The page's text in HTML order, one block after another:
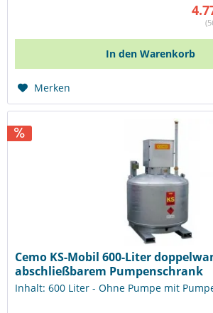
In den Warenkorb
Merken
Cemo KS-Mobil 600-Liter
abschließbarem Pumpenschrank
Inhalt: 600 Liter - Ohne Pumpe mit